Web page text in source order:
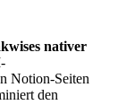
nativer
Notion-Seiten
den